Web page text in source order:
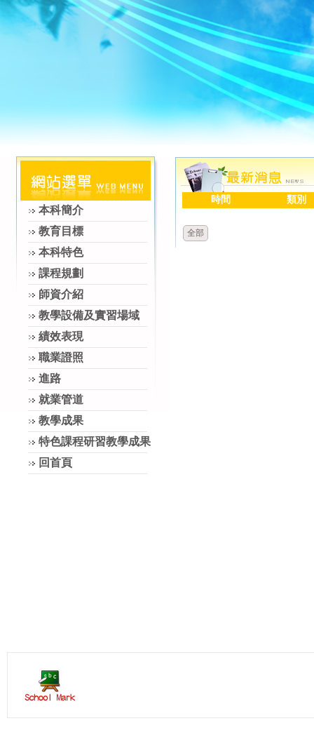
本科簡介
教育目標
本科特色
課程規劃
師資介紹
教學設備及實習場域
績效表現
職業證照
進路
就業管道
教學成果
特色課程研習教學成果
回首頁
時間 類別
全部